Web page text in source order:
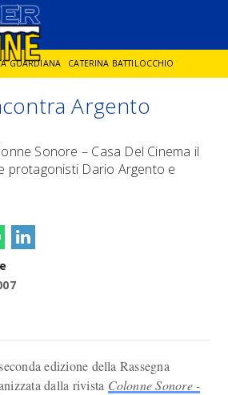
GUARDIANA CATERINA BATTILOCCHIO
IN CORNICE GIANCARLO DE CATALDO
Argento
Sonore – Casa Del Cinema il
protagonisti Dario Argento e
edizione della Rassegna
dalla rivista Colonne Sonore -